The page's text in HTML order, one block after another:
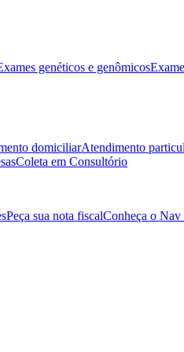
genéticos e genômicos
domiciliarAtendimento
Coleta em Consultório
Peça sua nota fiscalConheça o Nav